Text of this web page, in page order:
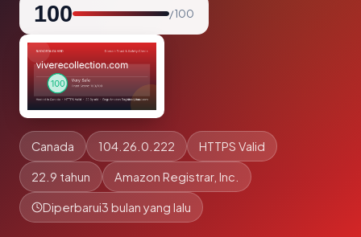
100 / 100
Canada 104.26.0.222 HTTPS Valid
22.9 tahun Amazon Registrar, Inc.
Diperbarui3 bulan yang lalu